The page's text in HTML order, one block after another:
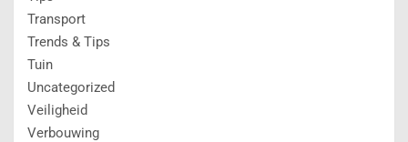
Transport
Trends & Tips
Tuin
Uncategorized
Veiligheid
Verbouwing